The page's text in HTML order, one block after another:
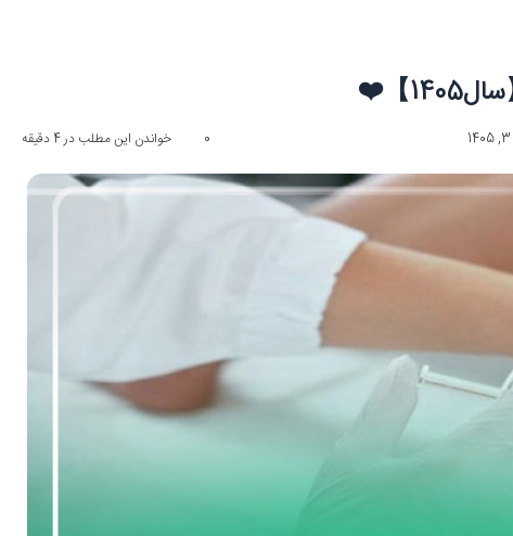
0 خواندن این مطلب در 4 دقیقه